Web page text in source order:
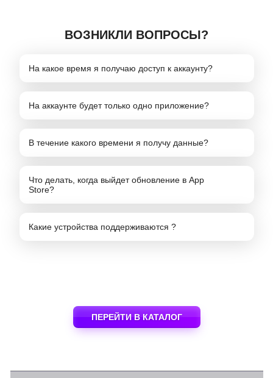
ВОЗНИКЛИ ВОПРОСЫ?
На какое время я получаю доступ к аккаунту?
На аккаунте будет только одно приложение?
В течение какого времени я получу данные?
Что делать, когда выйдет обновление в App
Store?
Какие устройства поддерживаются ?
ПЕРЕЙТИ В КАТАЛОГ